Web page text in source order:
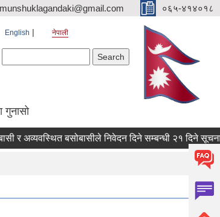
०६५-४१४०१८
English नेपाली
गुनासो
बसोबासीले निवेदन दिने सम्बन्धी २१ दिने सूचना ।